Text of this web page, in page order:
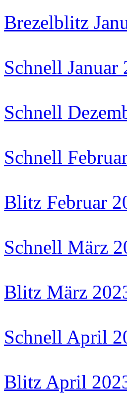
Brezelblitz
Schnell Januar
Schnell
Schnell
Blitz Februar
Schnell März
Blitz März
Schnell April
Blitz April